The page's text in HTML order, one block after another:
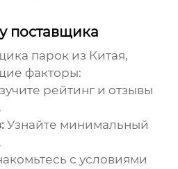
поставщика
парок из Китая,
факторы:
рейтинг и отзывы
Узнайте минимальный
с условиями